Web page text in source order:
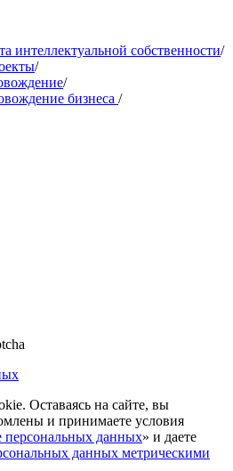
интеллектуальной собственности/
/
/
бизнеса /
Оставаясь на сайте, вы
и принимаете условия
персональных данных» и даете
данных метрическими